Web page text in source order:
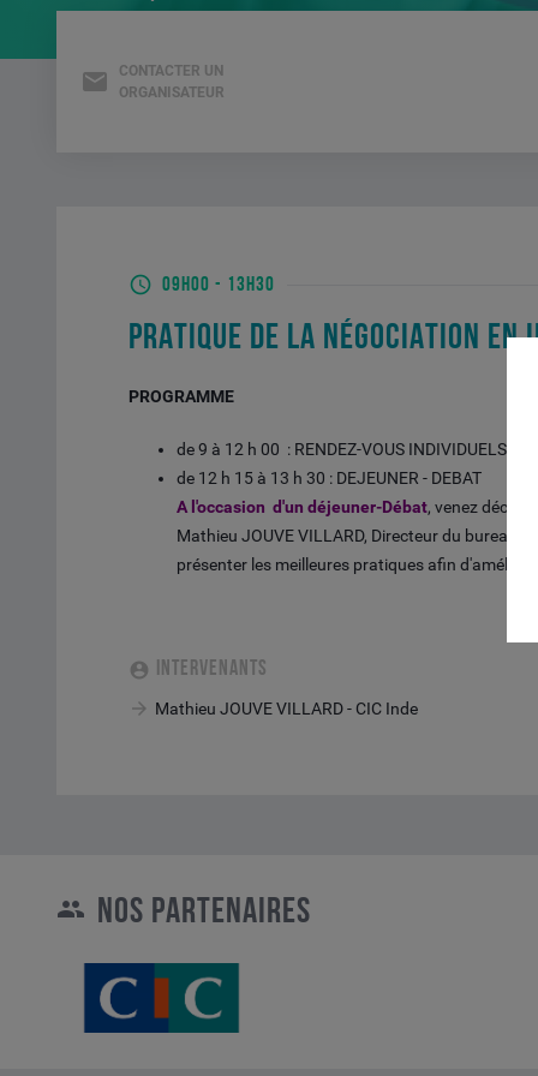
CONTACTER UN
ORGANISATEUR
09H00 - 13H30
PRATIQUE DE LA NÉGOCIATION EN
PROGRAMME
de 9 à 12 h 00 : RENDEZ-VOUS INDIVIDUELS
de 12 h 15 à 13 h 30 : DEJEUNER - DEBAT
A l'occasion d'un déjeuner-Débat, venez
Mathieu JOUVE VILLARD, Directeur du bureau
présenter les meilleures pratiques afin
INTERVENANTS
Mathieu JOUVE VILLARD - CIC Inde
NOS PARTENAIRES